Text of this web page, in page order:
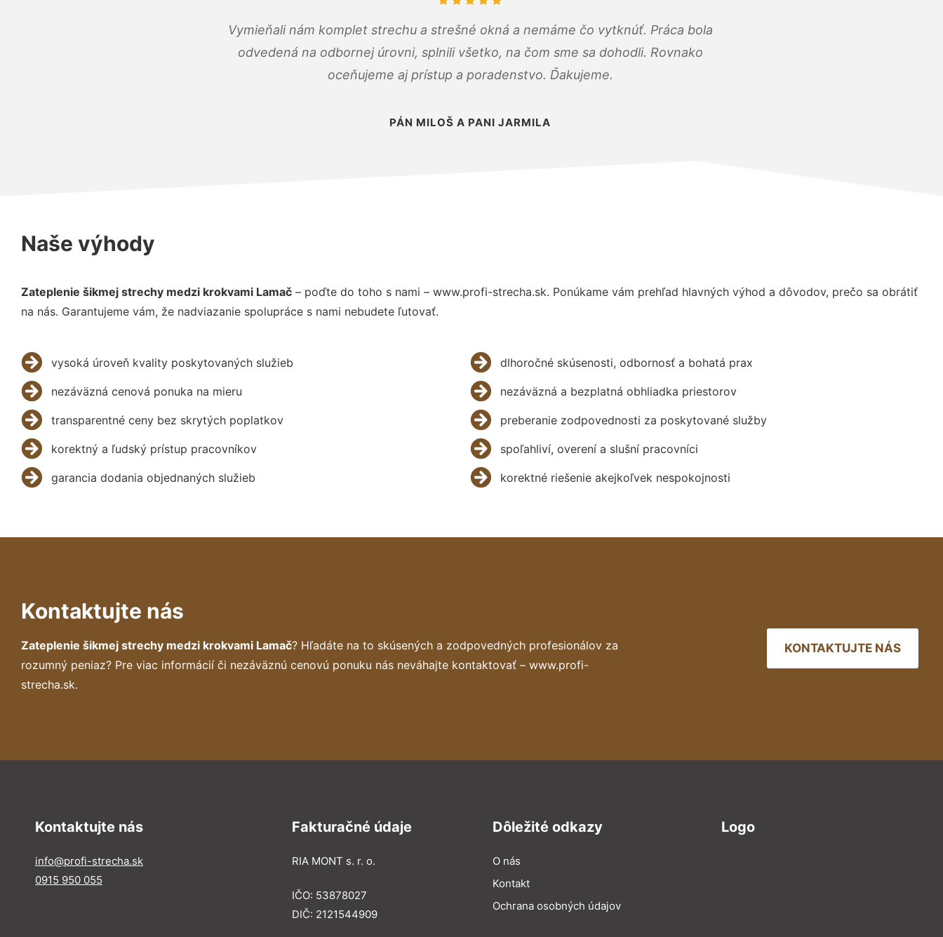
Vymieňali nám komplet strechu a strešné okná a nemáme čo vytknúť. Práca bola
odvedená na odbornej úrovni, splnili všetko, na čom sme sa dohodli. Rovnako
oceňujeme aj prístup a poradenstvo. Ďakujeme.
PÁN MILOŠ A PANI JARMILA
Naše výhody
Zateplenie šikmej strechy medzi krokvami Lamač – poďte do toho s nami – www.profi-strecha.sk. Ponúkame vám prehľad hlavných výhod a dôvodov, prečo sa obrátiť
na nás. Garantujeme vám, že nadviazanie spolupráce s nami nebudete ľutovať.
vysoká úroveň kvality poskytovaných služieb
nezáväzná cenová ponuka na mieru
transparentné ceny bez skrytých poplatkov
korektný a ľudský prístup pracovníkov
garancia dodania objednaných služieb
dlhoročné skúsenosti, odbornosť a bohatá prax
nezáväzná a bezplatná obhliadka priestorov
preberanie zodpovednosti za poskytované služby
spoľahliví, overení a slušní pracovníci
korektné riešenie akejkoľvek nespokojnosti
Kontaktujte nás
Zateplenie šikmej strechy medzi krokvami Lamač? Hľadáte na to skúsených a zodpovedných profesionálov za
rozumný peniaz? Pre viac informácií či nezáväznú cenovú ponuku nás neváhajte kontaktovať – www.profi-
strecha.sk.
KONTAKTUJTE NÁS
Kontaktujte nás
info@profi-strecha.sk
0915 950 055
Fakturačné údaje
RIA MONT s. r. o.
IČO: 53878027
DIČ: 2121544909
Dôležité odkazy
O nás
Kontakt
Ochrana osobných údajov
Logo